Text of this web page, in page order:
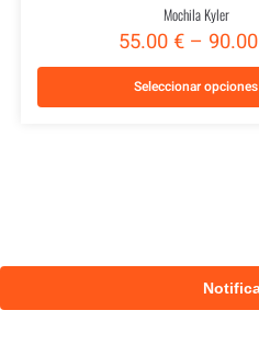
Mochila Kyler
55.00€– 90.00
Seleccionar opciones